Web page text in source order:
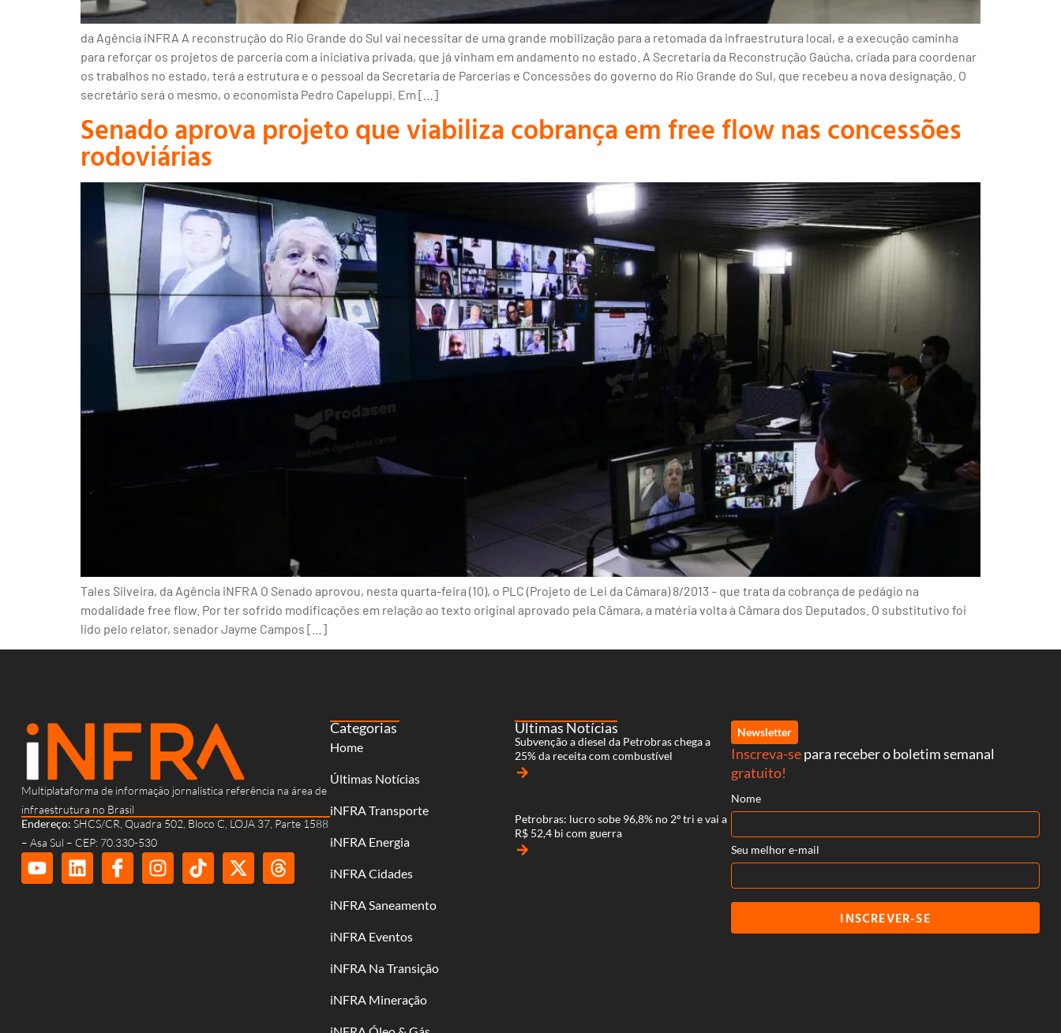
da Agência iNFRA A reconstrução do Rio Grande do Sul vai necessitar de uma grande mobilização para a retomada da infraestrutura local, e a execução caminha
para reforçar os projetos de parceria com a iniciativa privada, que já vinham em andamento no estado. A Secretaria da Reconstrução Gaúcha, criada para coordenar
os trabalhos no estado, terá a estrutura e o pessoal da Secretaria de Parcerias e Concessões do governo do Rio Grande do Sul, que recebeu a nova designação. O
secretário será o mesmo, o economista Pedro Capeluppi. Em […]
Senado aprova projeto que viabiliza cobrança em free flow nas concessões
rodoviárias
Tales Silveira, da Agência iNFRA O Senado aprovou, nesta quarta-feira (10), o PLC (Projeto de Lei da Câmara) 8/2013 – que trata da cobrança de pedágio na
modalidade free flow. Por ter sofrido modificações em relação ao texto original aprovado pela Câmara, a matéria volta à Câmara dos Deputados. O substitutivo foi
lido pelo relator, senador Jayme Campos […]
Multiplataforma de informação jornalística referência na área de
infraestrutura no Brasil
Endereço: SHCS/CR, Quadra 502, Bloco C, LOJA 37, Parte 1588
– Asa Sul – CEP: 70.330-530
Categorias
Home
Últimas Notícias
iNFRA Transporte
iNFRA Energia
iNFRA Cidades
iNFRA Saneamento
iNFRA Eventos
iNFRA Na Transição
iNFRA Mineração
Últimas Notícias
Subvenção a diesel da Petrobras chega a
25% da receita com combustível
arrow_forward
Petrobras: lucro sobe 96,8% no 2º tri e vai a
R$ 52,4 bi com guerra
arrow_forward
Newsletter
Inscreva-separa receber o boletim semanal
gratuito!
Nome
Seu melhor e-mail
INSCREVER-SE